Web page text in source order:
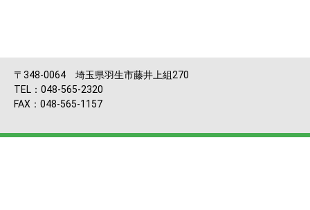
〒348-0064 埼玉県羽生市藤井上組270
TEL：048-565-2320
FAX：048-565-1157